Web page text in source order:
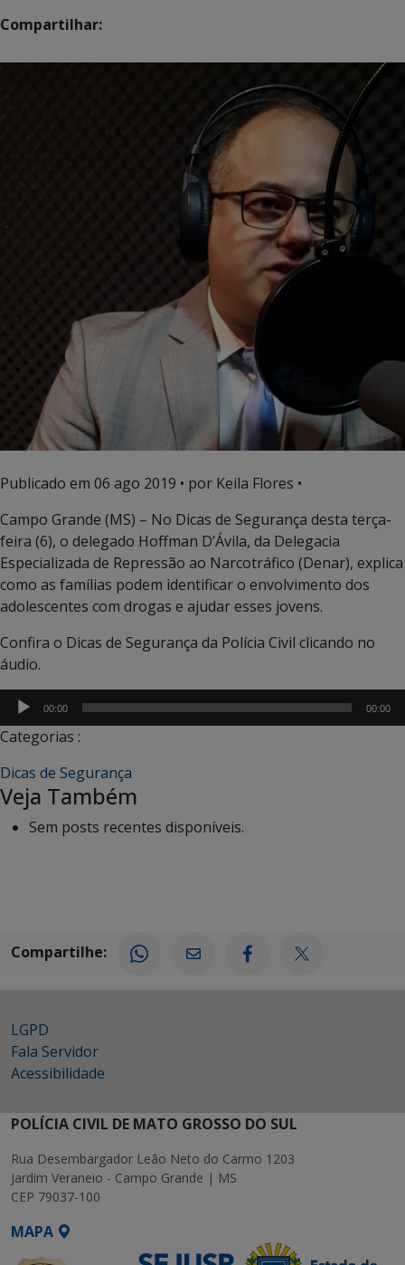
Compartilhar:
Publicado em 06 ago 2019 • por Keila Flores •
Campo Grande (MS) – No Dicas de Segurança desta terça-
feira (6), o delegado Hoffman D’Ávila, da Delegacia
Especializada de Repressão ao Narcotráfico (Denar), explica
como as famílias podem identificar o envolvimento dos
adolescentes com drogas e ajudar esses jovens.
Confira o Dicas de Segurança da Polícia Civil clicando no
áudio.
Tocador
de
áudio
00:00 00:00
Categorias :
Dicas de Segurança
Veja Também
Sem posts recentes disponíveis.
Compartilhe:
LGPD
Fala Servidor
Acessibilidade
POLÍCIA CIVIL DE MATO GROSSO DO SUL
Rua Desembargador Leão Neto do Carmo 1203
Jardim Veraneio - Campo Grande | MS
CEP 79037-100
MAPA